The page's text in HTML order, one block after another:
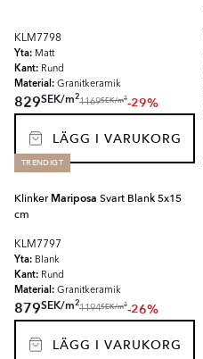
KLM7798
Yta: Matt
Kant: Rund
Material: Granitkeramik
829SEK/m2
1169SEK/m2-29%
LÄGG I VARUKORG
TRENDIGT
KlinkerMariposa Svart Blank 5x15
cm
KLM7797
Yta: Blank
Kant: Rund
Material: Granitkeramik
879SEK/m2
1194SEK/m2-26%
LÄGG I VARUKORG